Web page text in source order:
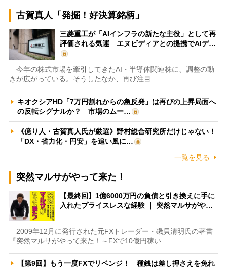
古賀真人「発掘！好決算銘柄」
三菱重工が「AIインフラの新たな主役」として再
評価される気運 エヌビディアとの提携でAIデ…
今年の株式市場を牽引してきたAI・半導体関連株に、調整の動
きが広がっている。そうしたなか、再び注目…
キオクシアHD「7万円割れからの急反発」は再びの上昇局面へ
の反転シグナルか？ 市場のムー…
《億り人・古賀真人氏が厳選》野村総合研究所だけじゃない！
「DX・省力化・円安」を追い風に…
一覧を見る
突然マルサがやって来た！
【最終回】1億6000万円の負債と引き換えに手に
入れたプライスレスな経験 ｜ 突然マルサがや…
2009年12月に発行された元FXトレーダー・磯貝清明氏の著書
『突然マルサがやって来た！～FXで10億円稼い…
【第9回】もう一度FXでリベンジ！ 種銭は差し押さえを免れ